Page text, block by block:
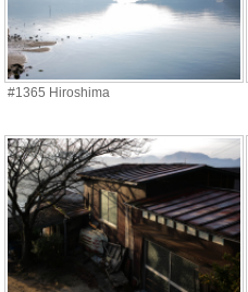
#1365 Hiroshima